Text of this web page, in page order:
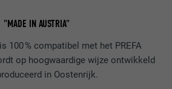
"MADE IN AUSTRIA"
100 % compatibel met het PREFA
op hoogwaardige wijze ontwikkeld
in Oostenrijk.